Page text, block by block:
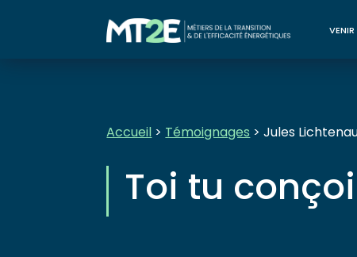
Accueil > Témoignages > Jules
Toi tu